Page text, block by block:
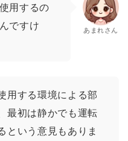
用するの
ですけ
あまれさん
用する環境による部
最初は静かでも運転
という意見もありま